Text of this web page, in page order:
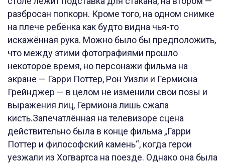
разбросан попкорн. Кроме того, на одном снимке
на плече ребёнка как будто видна чья-то
искажённая рука. Можно было бы предположить,
что между этими фотографиями прошло
некоторое время, но персонажи фильма на
экране — Гарри Поттер, Рон Уизли и Гермиона
Грейнджер — в целом не изменили свои позы и
выражения лиц, Гермиона лишь сжала
кисть.Запечатлённая на телевизоре сцена
действительно была в конце фильма „Гарри
Поттер и философский камень“, когда герои
уезжали из Хогвартса на поезде. Однако она была